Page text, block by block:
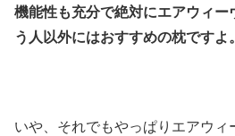
機能性も充分で絶対にエアウィー
う人以外にはおすすめの枕ですよ。
いや、それでもやっぱりエアウィ